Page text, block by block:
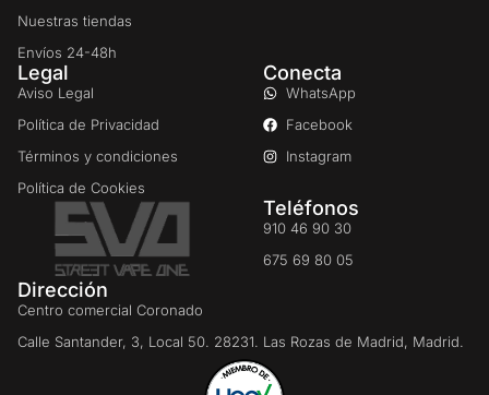
Nuestras tiendas
Envíos 24-48h
Legal
Aviso Legal
Política de Privacidad
Términos y condiciones
Política de Cookies
Conecta
WhatsApp
Facebook
Instagram
Teléfonos
910 46 90 30
675 69 80 05
Dirección
Centro comercial Coronado
Calle Santander, 3, Local 50. 28231. Las Rozas de Madrid, Madrid.